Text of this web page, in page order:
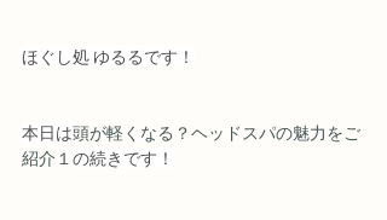
ほぐし処 ゆるるです！
本日は頭が軽くなる？ヘッドスパの魅力をご
紹介１ の続きです！